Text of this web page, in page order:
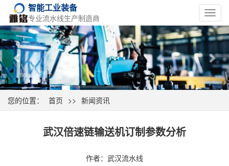
智能工业装备
专业流水线生产制造商
Previous
您的位置： 首页 >> 新闻资讯
武汉倍速链输送机订制参数分析
作者：武汉流水线